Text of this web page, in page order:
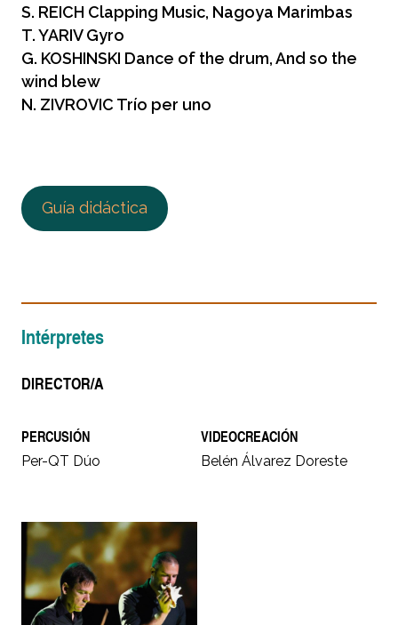
S. REICH Clapping Music, Nagoya Marimbas
T. YARIV Gyro
G. KOSHINSKI Dance of the drum, And so the
wind blew
N. ZIVROVIC Trío per uno
Guía didáctica
Intérpretes
DIRECTOR/A
PERCUSIÓN
Per-QT Dúo
VIDEOCREACIÓN
Belén Álvarez Doreste